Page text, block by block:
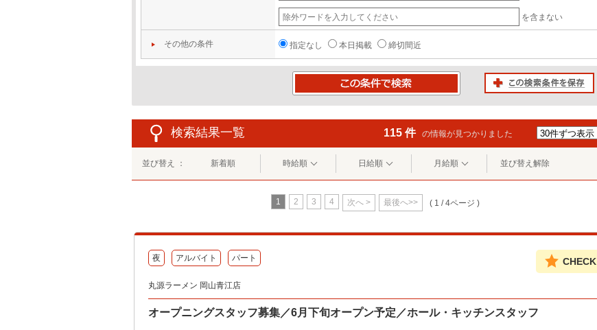
を含まない
その他の条件 指定なし 本日掲載 締切間近
検索結果一覧 115 件 の情報が見つかりました
並び替え ： 新着順 時給順 日給順 月給順 並び替え解除
1 2 3 4 次へ > 最後へ>> ( 1 / 4ページ )
夜 アルバイト パート CHECK
丸源ラーメン 岡山青江店
オープニングスタッフ募集／6月下旬オープン予定／ホール・キッチンスタッフ